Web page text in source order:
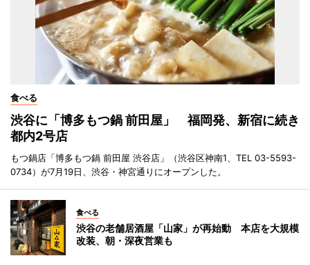
食べる
渋谷に「博多もつ鍋 前田屋」 福岡発、新宿に続き
都内2号店
もつ鍋店「博多もつ鍋 前田屋 渋谷店」（渋谷区神南1、TEL 03-5593-
0734）が7月19日、渋谷・神宮通りにオープンした。
食べる
渋谷の老舗居酒屋「山家」が再始動 本店を大規模
改装、朝・深夜営業も